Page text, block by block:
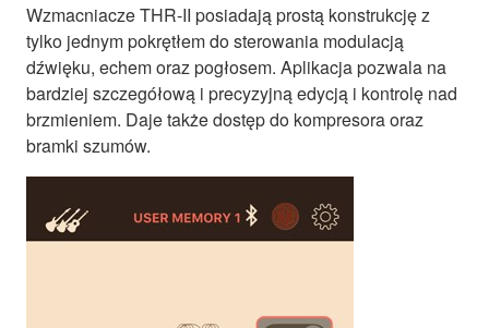
Wzmacniacze THR-II posiadają prostą konstrukcję z
tylko jednym pokrętłem do sterowania modulacją
dźwięku, echem oraz pogłosem. Aplikacja pozwala na
bardziej szczegółową i precyzyjną edycją i kontrolę nad
brzmieniem. Daje także dostęp do kompresora oraz
bramki szumów.